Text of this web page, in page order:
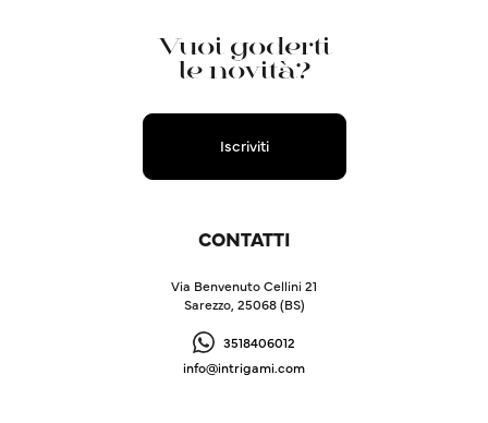
Vuoi goderti
le novità?
Iscriviti
CONTATTI
Via Benvenuto Cellini 21
Sarezzo, 25068 (BS)
3518406012
info@intrigami.com